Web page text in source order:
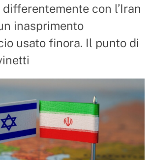
con l’Iran
inasprimento
usato finora. Il punto di